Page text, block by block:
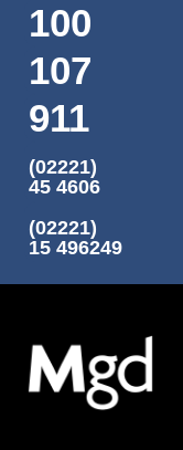
100
107
911
(02221)
45 4606
(02221)
15 496249